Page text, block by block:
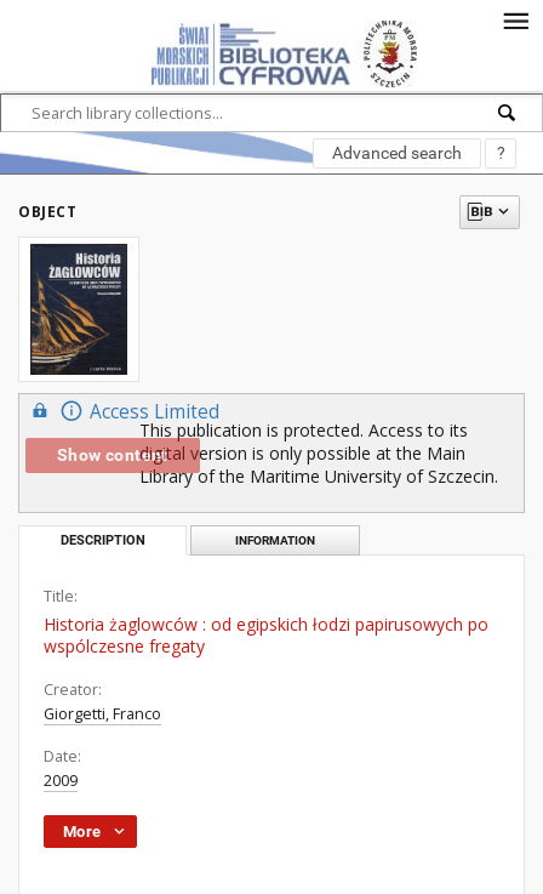
Advanced search ?
OBJECT
Access Limited
Show content
This publication is protected. Access to its
digital version is only possible at the Main
Library of the Maritime University of Szczecin.
DESCRIPTION INFORMATION
Title:
Historia żaglowców : od egipskich łodzi papirusowych po
wspólczesne fregaty
Creator:
Giorgetti, Franco
Date:
2009
More